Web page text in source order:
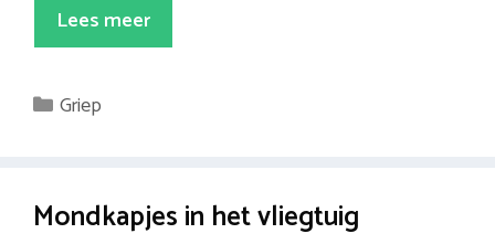
Lees meer
Categorieën
Griep
Mondkapjes in het vliegtuig